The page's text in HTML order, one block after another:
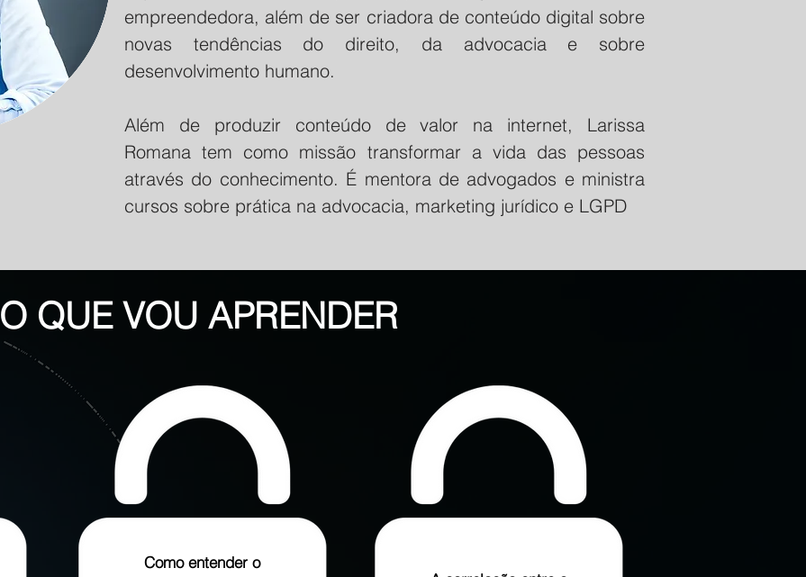
empreendedora, além de ser criadora de conteúdo digital sobre
novas tendências do direito, da advocacia e sobre
desenvolvimento humano.
Além de produzir conteúdo de valor na internet, Larissa
Romana tem como missão transformar a vida das pessoas
através do conhecimento. É mentora de advogados e ministra
cursos sobre prática na advocacia, marketing jurídico e LGPD
O QUE VOU APRENDER
Como entender o